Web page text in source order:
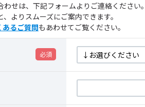
せは、下記フォームよりご連絡ください。
よりスムーズにご案内できます。
あるご質問もあわせてご覧ください。